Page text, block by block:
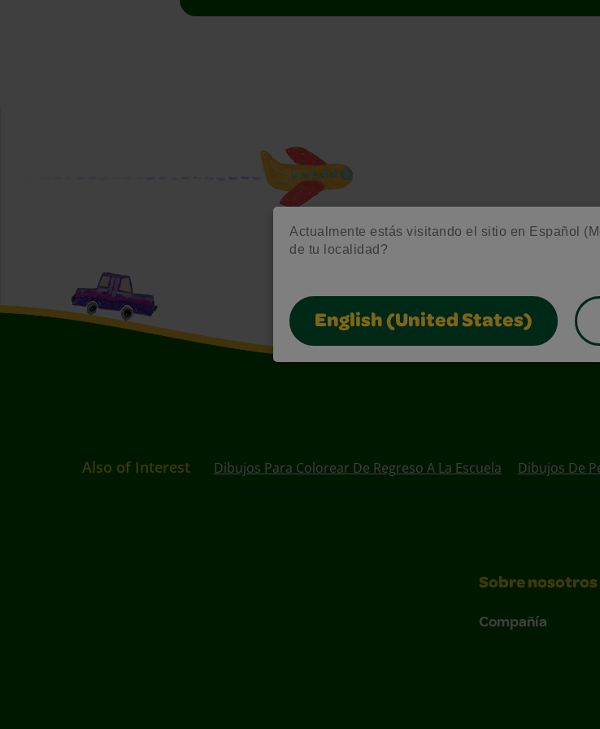
Actualmente estás visitando el sitio en Español
de tu localidad?
English (United States)
Also of Interest Dibujos Para Colorear De Regreso A La Escuela Dibujos De
Sobre nosotros
Compañía